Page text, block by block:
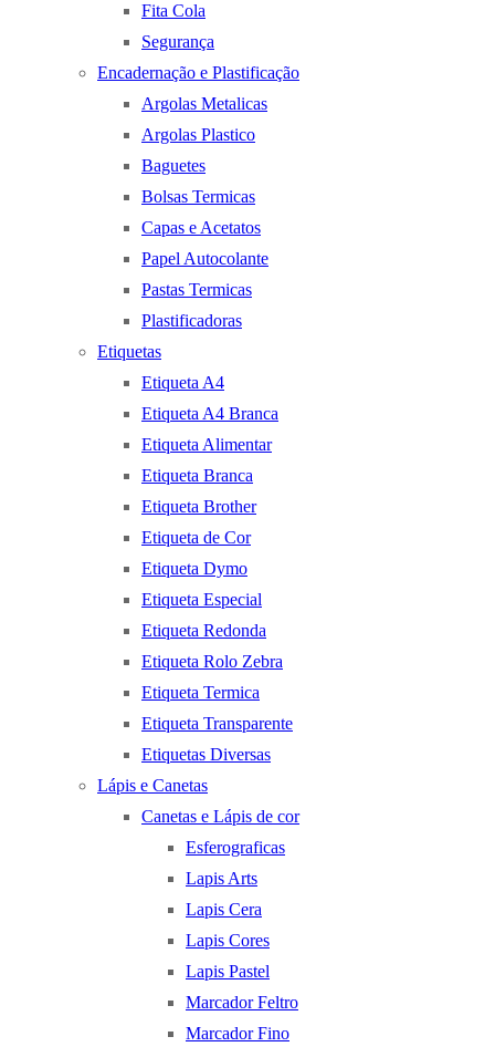
Fita Cola
Segurança
Encadernação e Plastificação
Argolas Metalicas
Argolas Plastico
Baguetes
Bolsas Termicas
Capas e Acetatos
Papel Autocolante
Pastas Termicas
Plastificadoras
Etiquetas
Etiqueta A4
Etiqueta A4 Branca
Etiqueta Alimentar
Etiqueta Branca
Etiqueta Brother
Etiqueta de Cor
Etiqueta Dymo
Etiqueta Especial
Etiqueta Redonda
Etiqueta Rolo Zebra
Etiqueta Termica
Etiqueta Transparente
Etiquetas Diversas
Lápis e Canetas
Canetas e Lápis de cor
Esferograficas
Lapis Arts
Lapis Cera
Lapis Cores
Lapis Pastel
Marcador Feltro
Marcador Fino